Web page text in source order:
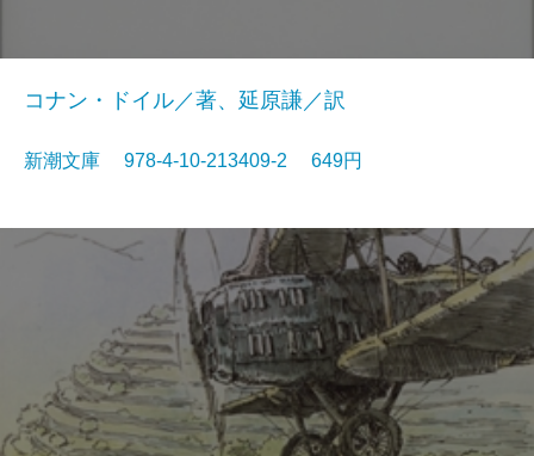
コナン・ドイル／著、延原謙／訳
新潮文庫 978-4-10-213409-2 649円